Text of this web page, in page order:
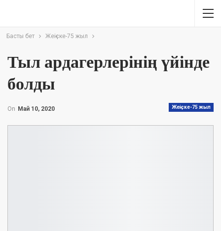
Басты бет Жеңіске-75 жыл
Тыл ардагерлерінің үйінде
болды
Жеңіске-75 жыл
On Май 10, 2020